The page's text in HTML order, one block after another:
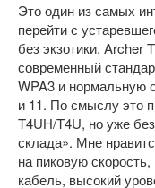
Это один из самых
перейти с
без экзотики. Archer
современный
WPA3 и нормальную
и 11. По смыслу это
T4UH/T4U, но уже
склада». Мне
на пиковую
кабель, высокий